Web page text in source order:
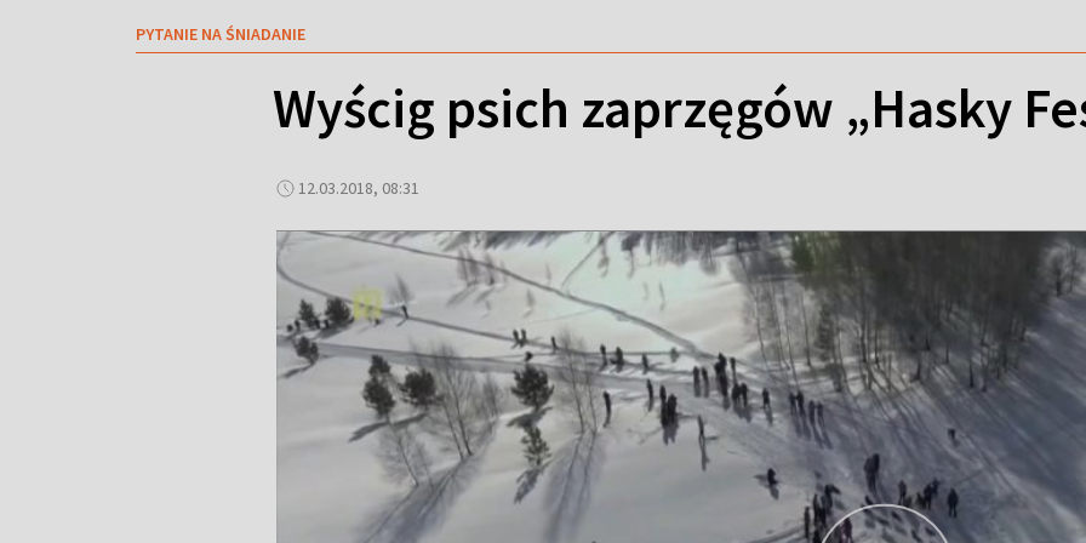
PYTANIE NA ŚNIADANIE
Wyścig psich zaprzęgów „Hasky
12.03.2018, 08:31